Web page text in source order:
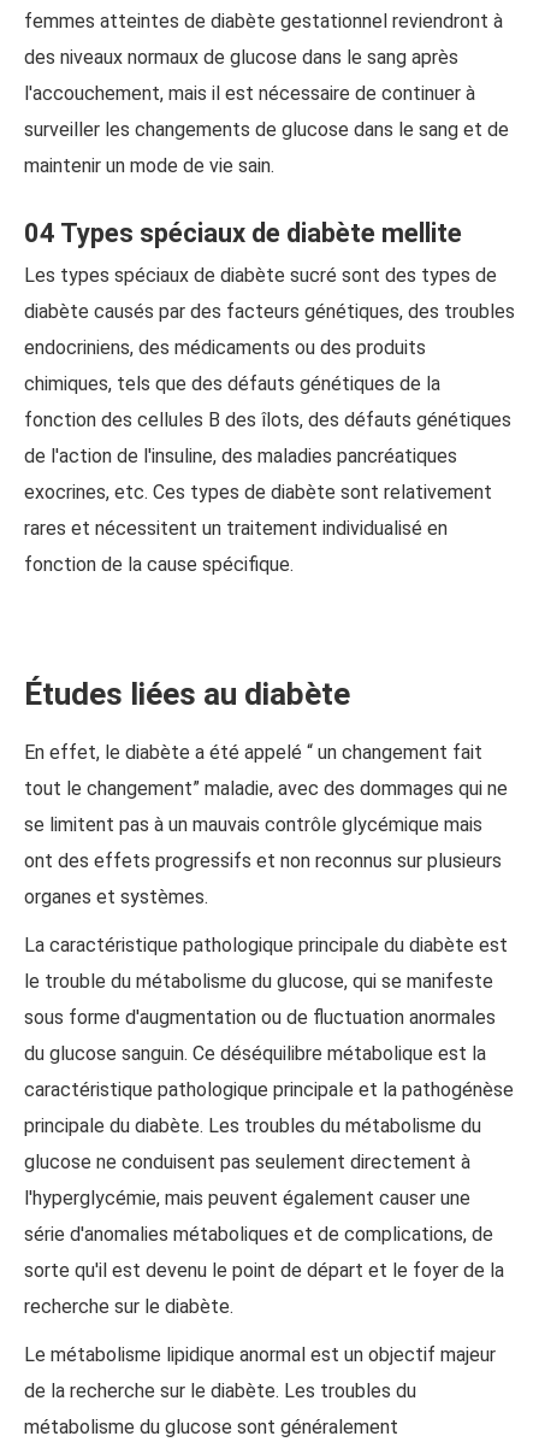
femmes atteintes de diabète gestationnel reviendront à
des niveaux normaux de glucose dans le sang après
l'accouchement, mais il est nécessaire de continuer à
surveiller les changements de glucose dans le sang et de
maintenir un mode de vie sain.
04 Types spéciaux de diabète mellite
Les types spéciaux de diabète sucré sont des types de
diabète causés par des facteurs génétiques, des troubles
endocriniens, des médicaments ou des produits
chimiques, tels que des défauts génétiques de la
fonction des cellules B des îlots, des défauts génétiques
de l'action de l'insuline, des maladies pancréatiques
exocrines, etc. Ces types de diabète sont relativement
rares et nécessitent un traitement individualisé en
fonction de la cause spécifique.
Études liées au diabète
En effet, le diabète a été appelé “ un changement fait
tout le changement” maladie, avec des dommages qui ne
se limitent pas à un mauvais contrôle glycémique mais
ont des effets progressifs et non reconnus sur plusieurs
organes et systèmes.
La caractéristique pathologique principale du diabète est
le trouble du métabolisme du glucose, qui se manifeste
sous forme d'augmentation ou de fluctuation anormales
du glucose sanguin. Ce déséquilibre métabolique est la
caractéristique pathologique principale et la pathogénèse
principale du diabète. Les troubles du métabolisme du
glucose ne conduisent pas seulement directement à
l'hyperglycémie, mais peuvent également causer une
série d'anomalies métaboliques et de complications, de
sorte qu'il est devenu le point de départ et le foyer de la
recherche sur le diabète.
Le métabolisme lipidique anormal est un objectif majeur
de la recherche sur le diabète. Les troubles du
métabolisme du glucose sont généralement